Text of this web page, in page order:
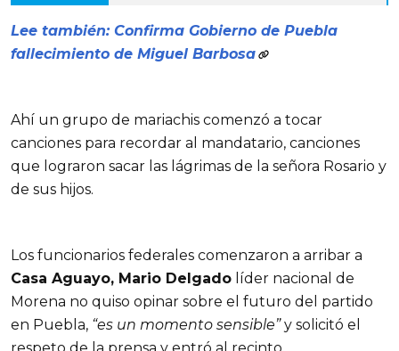
Lee también: Confirma Gobierno de Puebla
fallecimiento de Miguel Barbosa
Ahí un grupo de mariachis comenzó a tocar
canciones para recordar al mandatario, canciones
que lograron sacar las lágrimas de la señora Rosario y
de sus hijos.
Los funcionarios federales comenzaron a arribar a
Casa Aguayo, Mario Delgado líder nacional de
Morena no quiso opinar sobre el futuro del partido
en Puebla, “es un momento sensible”y solicitó el
respeto de la prensa y entró al recinto.